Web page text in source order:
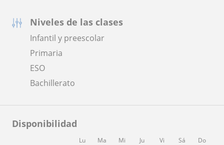
Niveles de las clases
Infantil y preescolar
Primaria
ESO
Bachillerato
Disponibilidad
Lu Ma Mi Ju Vi Sá Do